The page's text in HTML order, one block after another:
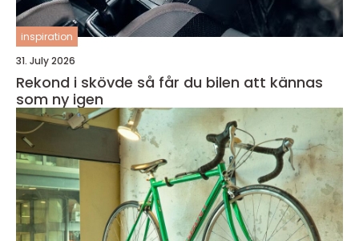
inspiration
31. July 2026
Rekond i skövde så får du bilen att kännas
som ny igen